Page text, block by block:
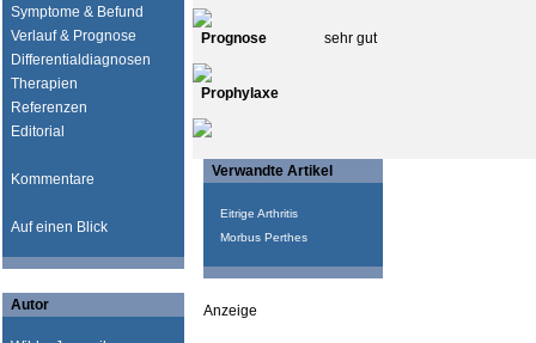
Symptome & Befund
Verlauf & Prognose
Differentialdiagnosen
Therapien
Referenzen
Editorial
Kommentare
Auf einen Blick
Autor
Prognose sehr gut
Prophylaxe
Verwandte Artikel
Eitrige Arthritis
Morbus Perthes
Anzeige